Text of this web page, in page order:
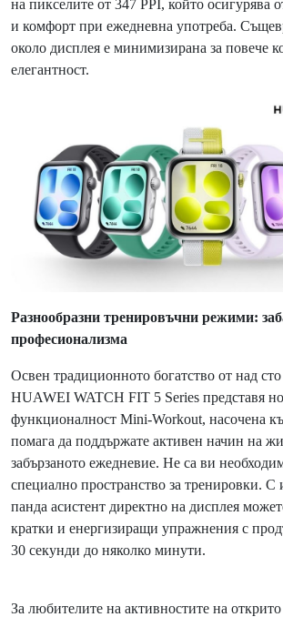
на пикселите от 347 PPI, който осигурява
и комфорт при ежедневна употреба.
около дисплея е минимизирана за повече
елегантност.
Разнообразни тренировъчни режими:
професионализма
Освен традиционното богатство от над
HUAWEI WATCH FIT 5 Series представя
функционалност Mini-Workout, насочена
помага да поддържате активен начин на
забързаното ежедневие. Не са ви
специално пространство за тренировки. С
панда асистент директно на дисплея
кратки и енергизиращи упражнения с
30 секунди до няколко минути.
За любителите на активностите на